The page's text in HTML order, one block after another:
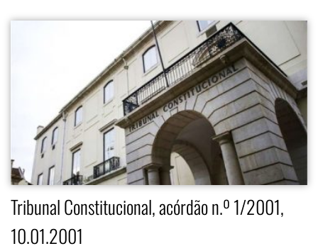
Tribunal Constitucional, acórdão n.º 1/2001,
10.01.2001